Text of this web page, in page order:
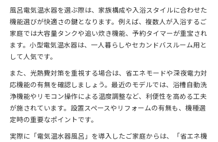
風呂電気温水器を選ぶ際は、家族構成や入浴スタイルに合わせた
機能選びが快適さの鍵となります。例えば、複数人が入浴するご
家庭では大容量タンクや追い炊き機能、予約タイマーが重宝され
ます。小型電気温水器は、一人暮らしやセカンドバスルーム用と
して人気です。
また、光熱費対策を重視する場合は、省エネモードや深夜電力対
応機能の有無を確認しましょう。最近のモデルでは、浴槽自動洗
浄機能やリモコン操作による温度調整など、利便性を高める工夫
が施されています。設置スペースやリフォームの有無も、機種選
定時の重要なポイントです。
実際に「電気温水器風呂」を導入したご家庭からは、「省エネ機